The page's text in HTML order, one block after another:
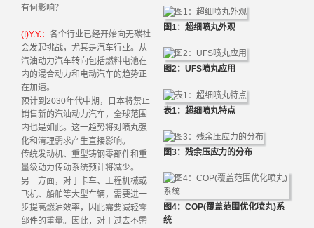
图1：超细喷丸外观
图2：UFS喷丸应用
表1：超细喷丸特点
图3：残余压应力的分布
图4：COP(覆盖范围优化喷丸)系
统
有何影响？
(!)Y.Y.： 各个行业已经开始向无碳社
会发起挑战，尤其是汽车行业。从
汽油动力汽车转向包括燃料电池在
内的混合动力和电动汽车的趋势正
在加速。
预计到2030年代中期，日本将禁止
销售新的汽油动力汽车，全球范围
内也是如此。这一趋势将对喷丸强
化和清理需求产生直接影响。
传统发动机、重型铸钢零部件和重
量级动力传动系统预计将减少。
另一方面，对于卡车、工程机械或
飞机、船舶等大型车辆，需要进一
步提高燃油效率，因此需要减轻零
部件的重量。因此，对于过去不需